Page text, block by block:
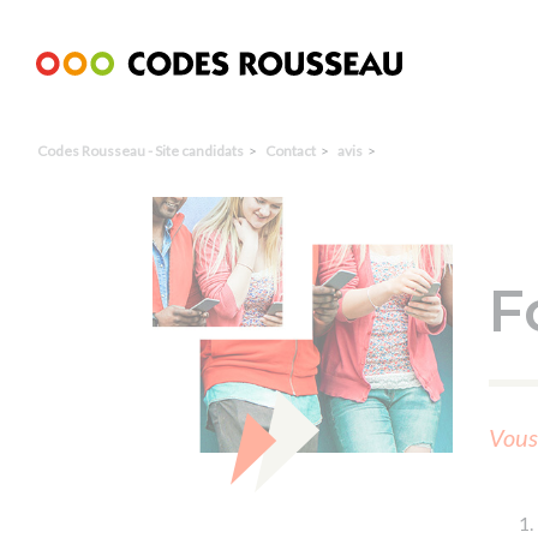
Codes Rousseau - Site candidats Contact avis